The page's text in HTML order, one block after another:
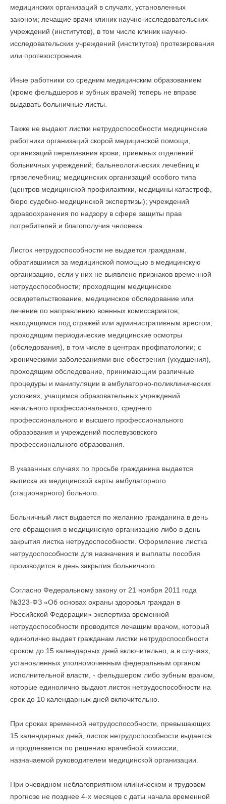
медицинских организаций в случаях, установленных
законом; лечащие врачи клиник научно-исследовательских
учреждений (институтов), в том числе клиник научно-
исследовательских учреждений (институтов) протезирования
или протезостроения.
Иные работники со средним медицинским образованием
(кроме фельдшеров и зубных врачей) теперь не вправе
выдавать больничные листы.
Также не выдают листки нетрудоспособности медицинские
работники организаций скорой медицинской помощи;
организаций переливания крови; приемных отделений
больничных учреждений; бальнеологических лечебниц и
грязелечебниц; медицинских организаций особого типа
(центров медицинской профилактики, медицины катастроф,
бюро судебно-медицинской экспертизы); учреждений
здравоохранения по надзору в сфере защиты прав
потребителей и благополучия человека.
Листок нетрудоспособности не выдается гражданам,
обратившимся за медицинской помощью в медицинскую
организацию, если у них не выявлено признаков временной
нетрудоспособности; проходящим медицинское
освидетельствование, медицинское обследование или
лечение по направлению военных комиссариатов;
находящимся под стражей или административным арестом;
проходящим периодические медицинские осмотры
(обследования), в том числе в центрах профпатологии; с
хроническими заболеваниями вне обострения (ухудшения),
проходящим обследование, принимающим различные
процедуры и манипуляции в амбулаторно-поликлинических
условиях; учащимся образовательных учреждений
начального профессионального, среднего
профессионального и высшего профессионального
образования и учреждений послевузовского
профессионального образования.
В указанных случаях по просьбе гражданина выдается
выписка из медицинской карты амбулаторного
(стационарного) больного.
Больничный лист выдается по желанию гражданина в день
его обращения в медицинскую организацию либо в день
закрытия листка нетрудоспособности. Оформление листка
нетрудоспособности для назначения и выплаты пособия
производится в день закрытия больничного.
Согласно Федеральному закону от 21 ноября 2011 года
№323-ФЗ «Об основах охраны здоровья граждан в
Российской Федерации» экспертиза временной
нетрудоспособности проводится лечащим врачом, который
единолично выдает гражданам листки нетрудоспособности
сроком до 15 календарных дней включительно, а в случаях,
установленных уполномоченным федеральным органом
исполнительной власти, - фельдшером либо зубным врачом,
которые единолично выдают листок нетрудоспособности на
срок до 10 календарных дней включительно.
При сроках временной нетрудоспособности, превышающих
15 календарных дней, листок нетрудоспособности выдается
и продлевается по решению врачебной комиссии,
назначаемой руководителем медицинской организации.
При очевидном неблагоприятном клиническом и трудовом
прогнозе не позднее 4-х месяцев с даты начала временной